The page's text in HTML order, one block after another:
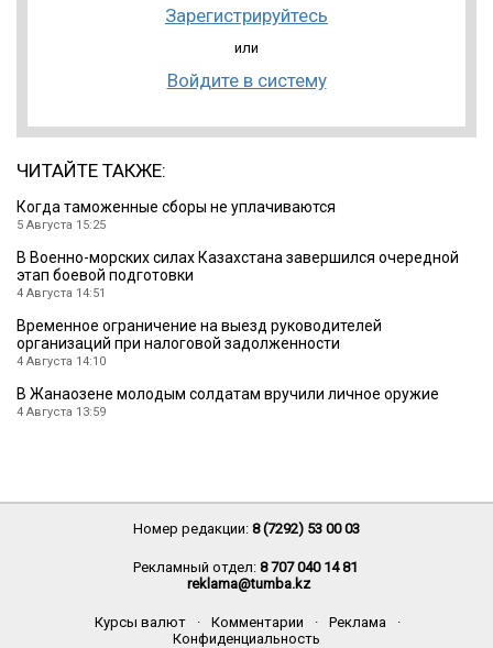
Зарегистрируйтесь
или
Войдите в систему
ЧИТАЙТЕ ТАКЖЕ:
Когда таможенные сборы не уплачиваются
5 Августа 15:25
В Военно-морских силах Казахстана завершился очередной
этап боевой подготовки
4 Августа 14:51
Временное ограничение на выезд руководителей
организаций при налоговой задолженности
4 Августа 14:10
В Жанаозене молодым солдатам вручили личное оружие
4 Августа 13:59
Номер редакции: 8 (7292) 53 00 03
Рекламный отдел: 8 707 040 14 81
reklama@tumba.kz
Курсы валют · Комментарии · Реклама
·
Конфиденциальность